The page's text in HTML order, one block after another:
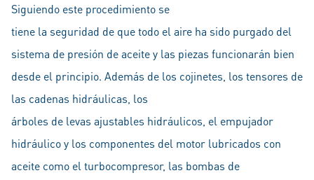
Siguiendo este procedimiento se
tiene la seguridad de que todo el aire ha sido purgado del
sistema de presión de aceite y las piezas funcionarán bien
desde el principio. Además de los cojinetes, los tensores de
las cadenas hidráulicas, los
árboles de levas ajustables hidráulicos, el empujador
hidráulico y los componentes del motor lubricados con
aceite como el turbocompresor, las bombas de